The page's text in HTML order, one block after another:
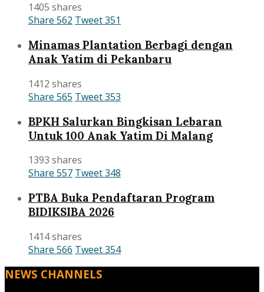
1405 shares
Share 562 Tweet351
Minamas Plantation Berbagi dengan
Anak Yatim di Pekanbaru
1412 shares
Share 565 Tweet353
BPKH Salurkan Bingkisan Lebaran
Untuk 100 Anak Yatim Di Malang
1393 shares
Share 557 Tweet348
PTBA Buka Pendaftaran Program
BIDIKSIBA 2026
1414 shares
Share 566 Tweet354
NEWS CHANNELS